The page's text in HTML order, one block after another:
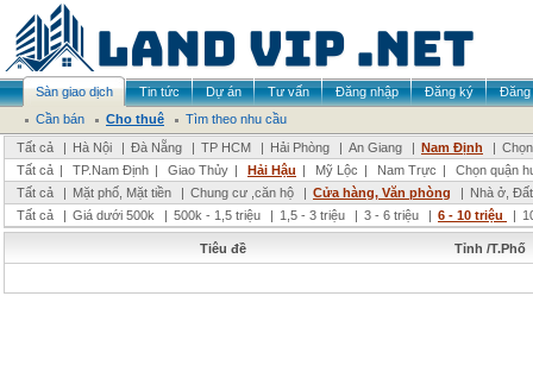
Sàn giao dịch Tin tức Dự án Tư vấn Đăng nhập Đăng ký
Đăng
Cần bán
Cho thuê
Tìm theo nhu cầu
Tất cả
| Hà Nội | Đà Nẵng | TP HCM | Hải Phòng | An Giang | Nam Định |
Tất cả | TP.Nam Định | Giao Thủy | Hải Hậu | Mỹ Lộc | Nam Trực |
Chọn quận
Tất cả
| Mặt phố, Mặt tiền | Chung cư ,căn hộ | Cửa hàng, Văn phòng | Nhà ở,
Tất cả
| Giá dưới 500k | 500k - 1,5 triệu | 1,5 - 3 triệu | 3 - 6 triệu | 6 - 10 triệu |
Tiêu đề Tỉnh /T.Phố